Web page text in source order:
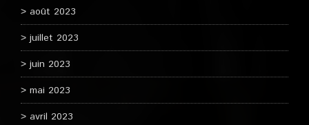
août 2023
juillet 2023
juin 2023
mai 2023
avril 2023